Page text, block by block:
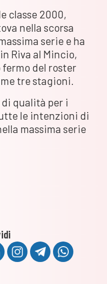
classe 2000,
nella scorsa
serie e ha
Riva al Mincio,
del roster
tre stagioni.
qualità per i
le intenzioni di
massima serie